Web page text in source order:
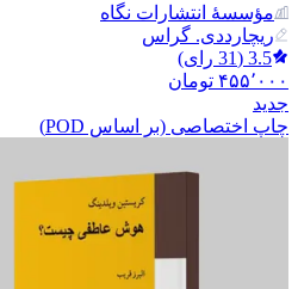
مؤسسۀ انتشارات نگاه
ریچارد‌دی. گراس
3.5
(
31 رای)
۴۵۵٬۰۰۰ تومان
جدید
چاپ اختصاصی (بر اساس POD)